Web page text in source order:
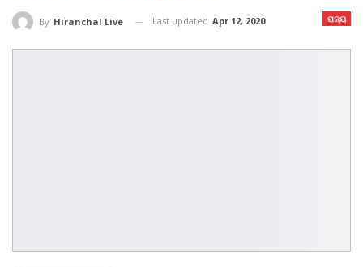
ରାଜ୍ୟ
By Hiranchal Live Last updated Apr 12, 2020